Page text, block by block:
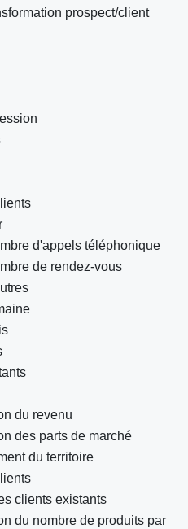
prospect/client
d'appels téléphonique
de rendez-vous
du revenu
des parts de marché
du territoire
clients existants
du nombre de produits par